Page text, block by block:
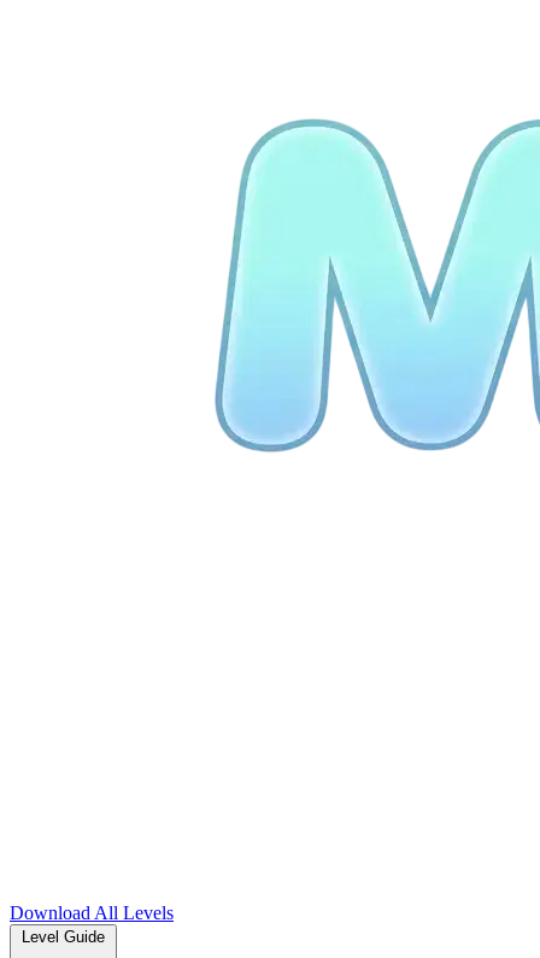
Download All Levels
Level Guide